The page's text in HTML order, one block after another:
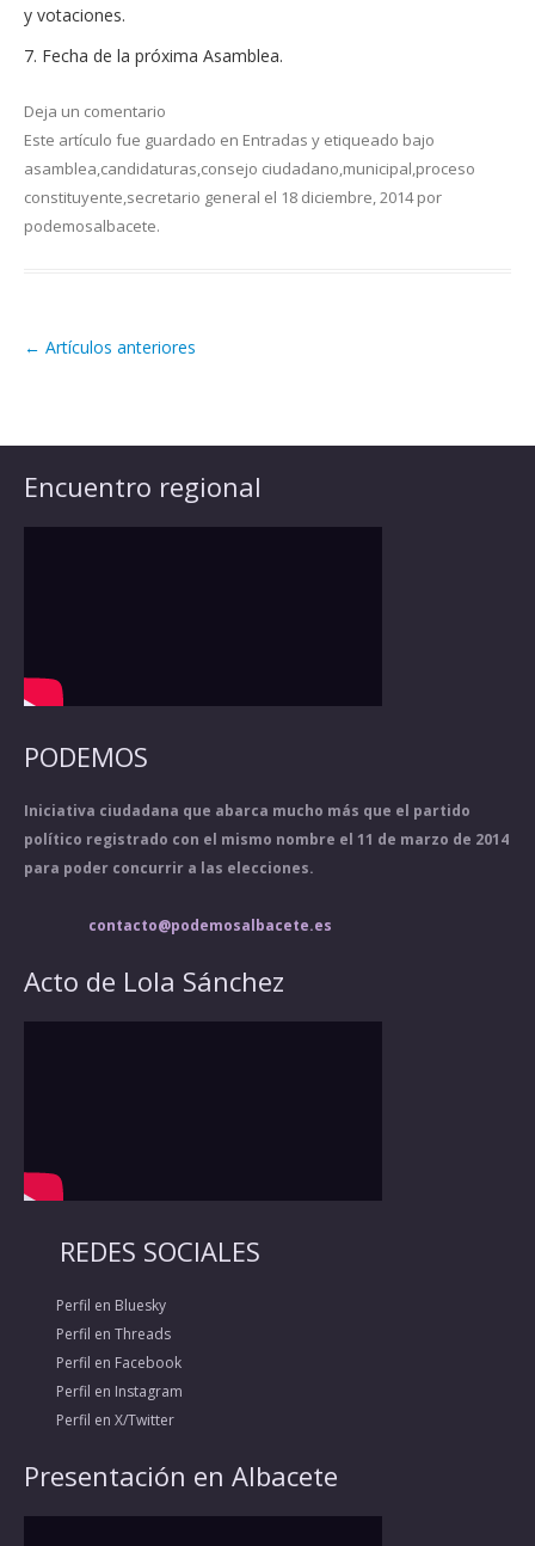
y votaciones.
7. Fecha de la próxima Asamblea.
Deja un comentario
Este artículo fue guardado en Entradas y etiqueado bajo
asamblea,candidaturas,consejo ciudadano,municipal,proceso
constituyente,secretario general el 18 diciembre, 2014por
podemosalbacete.
Navegación de artículos
← Artículos anteriores
Encuentro regional
PODEMOS
Iniciativa ciudadana que abarca mucho más que el partido
político registrado con el mismo nombre el 11 de marzo de 2014
para poder concurrir a las elecciones.
contacto@podemosalbacete.es
Acto de Lola Sánchez
REDES SOCIALES
Perfil en Bluesky
Perfil en Threads
Perfil en Facebook
Perfil en Instagram
Perfil en X/Twitter
Presentación en Albacete